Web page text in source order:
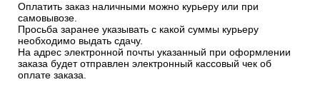
Оплатить заказ наличными можно курьеру или при
самовывозе.
Просьба заранее указывать с какой суммы курьеру
необходимо выдать сдачу.
На адрес электронной почты указанный при оформлении
заказа будет отправлен электронный кассовый чек об
оплате заказа.